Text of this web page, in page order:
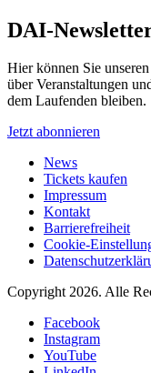
DAI-
Hier können Sie
über Veranstaltungen
dem Laufenden bleiben.
Jetzt abonnieren
News
Tickets kaufen
Impressum
Kontakt
Barrierefreiheit
Cookie-
Copyright 2026. Alle
Facebook
Instagram
YouTube